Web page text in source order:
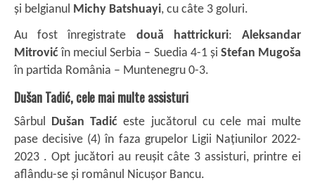
și belgianul Michy Batshuayi, cu câte 3 goluri.
Au fost înregistrate două hattrickuri:Aleksandar
Mitrovićîn meciul Serbia – Suedia 4-1 și Stefan Mugoša
în partida România – Muntenegru 0-3.
Dušan Tadić, cele mai multe assisturi
Sârbul Dušan Tadić este jucătorul cu cele mai multe
pase decisive (4) în faza grupelor Ligii Națiunilor 2022-
2023 . Opt jucători au reușit câte 3 assisturi, printre ei
aflându-se și românul Nicușor Bancu.